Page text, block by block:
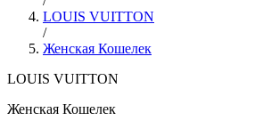
LOUIS VUITTON
/
Женская Кошелек
LOUIS VUITTON
Женская Кошелек